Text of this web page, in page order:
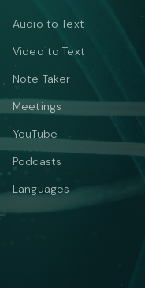
Audio to Text
Video to Text
Note Taker
Meetings
YouTube
Podcasts
Languages